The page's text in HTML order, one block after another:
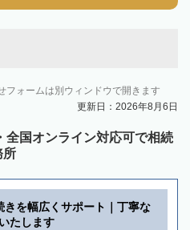
フォームは別ウィンドウで開きます
更新日：2026年8月6日
全国オンライン対応可で相続
所
きを幅広くサポート｜丁寧な
たします